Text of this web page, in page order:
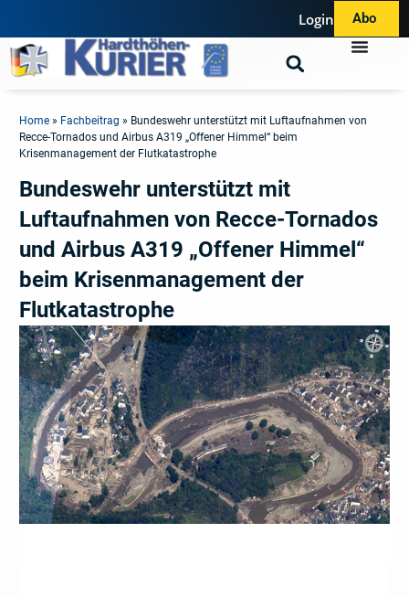
Login Abo
Home » Fachbeitrag » Bundeswehr unterstützt mit Luftaufnahmen von
Recce-Tornados und Airbus A319 „Offener Himmel“ beim
Krisenmanagement der Flutkatastrophe
Bundeswehr unterstützt mit
Luftaufnahmen von Recce-Tornados
und Airbus A319 „Offener Himmel“
beim Krisenmanagement der
Flutkatastrophe